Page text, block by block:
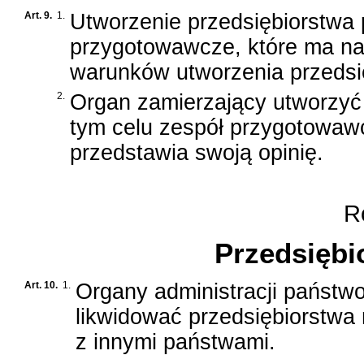
Art. 9. 1.
Utworzenie
przygotowawcze, które ma
warunków utworzenia
2.
Organ zamierzający
tym celu zespół
przedstawia swoją opinię.
Art. 10. 1.
Organy administracji
likwidować
z innymi państwami.